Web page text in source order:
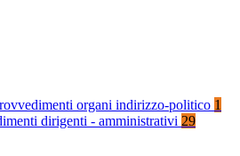
organi indirizzo-politico 1
dirigenti - amministrativi 29